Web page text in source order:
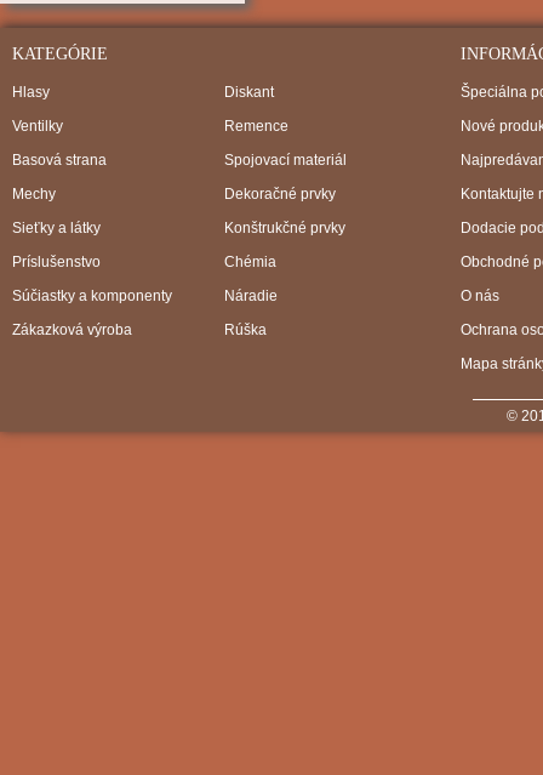
KATEGÓRIE
Hlasy
Ventilky
Diskant
Remence
Basová strana
Mechy
Spojovací materiál
Dekoračné prvky
Sieťky a látky
Príslušenstvo
Konštrukčné prvky
Chémia
Súčiastky a komponenty
Zákazková výroba
Náradie
Rúška
Špeciálna
Nové
Kontaktujte
Dodacie
Obchodné
O nás
Ochrana
Mapa
©